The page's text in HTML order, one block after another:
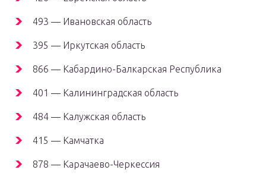
493 — Ивановская область
395 — Иркутская область
866 — Кабардино-Балкарская Республика
401 — Калининградская область
484 — Калужская область
415 — Камчатка
878 — Карачаево-Черкессия